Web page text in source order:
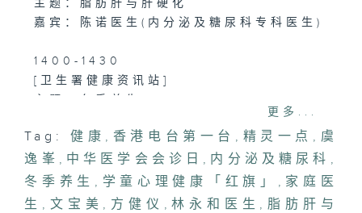
主题：脂肪肝与肝硬化
嘉宾：陈诺医生(内分泌及糖尿科专科医生)
1400-1430
[卫生署健康资讯站]
嘉宾：文宝美(卫生署科学主任(医务)(公共
卫生)、注册中医师)
1430-1500
[中华医学会会诊日]
更多...
Tag: 健康 , 香港电台第一台 , 精灵一点 , 虞
逸峯 , 中华医学会会诊日 , 内分泌及糖尿科 ,
冬季养生 , 学童心理健康「红旗」 , 家庭医
生 , 文宝美 , 方健仪 , 林永和医生 , 脂肪肝与